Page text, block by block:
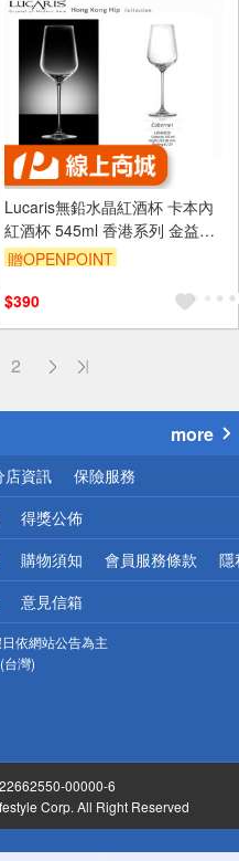
Lucaris無鉛水晶紅酒杯 卡本內
紅酒杯 545ml 香港系列 金益合
玻璃器皿
贈OPENPOINT
$390
2
more
店資訊 保險服務
得獎公佈
購物須知 會員服務條款 隱
意見信箱
依網站公告為主
台灣)
00000-6
Corp. All Right Reserved